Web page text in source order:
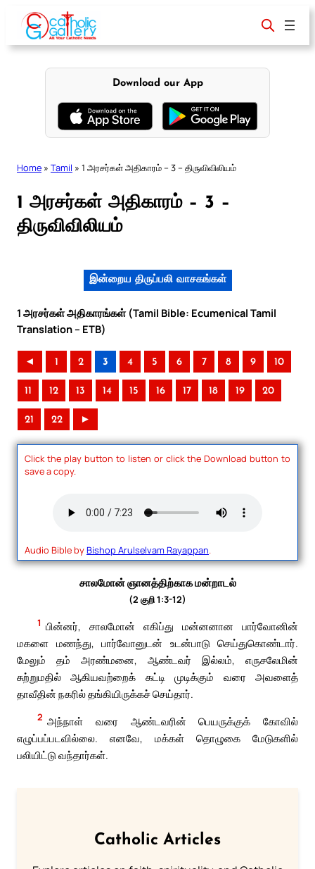
content
Download our App
Home » Tamil » 1 அரசர்கள் அதிகாரம் – 3 – திருவிவிலியம்
1 அரசர்கள் அதிகாரம் – 3 –
திருவிவிலியம்
இன்றைய திருப்பலி வாசகங்கள்
1 அரசர்கள் அதிகாரங்கள் (Tamil Bible: Ecumenical Tamil
Translation – ETB)
◄ 1 2 3 4 5 6 7 8 9 10
11 12 13 14 15 16 17 18 19 20
21 22 ►
Click the play button to listen or click the Download button to
save a copy.
Audio Bible byBishop Arulselvam Rayappan.
சாலமோன் ஞானத்திற்காக மன்றாடல்
(2 குறி 1:3-12)
1 பின்னர், சாலமோன் எகிப்து மன்னனான பார்வோனின்
மகளை மணந்து, பார்வோனுடன் உடன்பாடு செய்துகொண்டார்.
மேலும் தம் அரண்மனை, ஆண்டவர் இல்லம், எருசலேமின்
சுற்றுமதில் ஆகியவற்றைக் கட்டி முடிக்கும் வரை அவளைத்
தாவீதின் நகரில் தங்கியிருக்கச் செய்தார்.
2 அந்நாள் வரை ஆண்டவரின் பெயருக்குக் கோவில்
எழுப்பப்படவில்லை. எனவே, மக்கள் தொழுகை மேடுகளில்
பலியிட்டு வந்தார்கள்.
Catholic Articles